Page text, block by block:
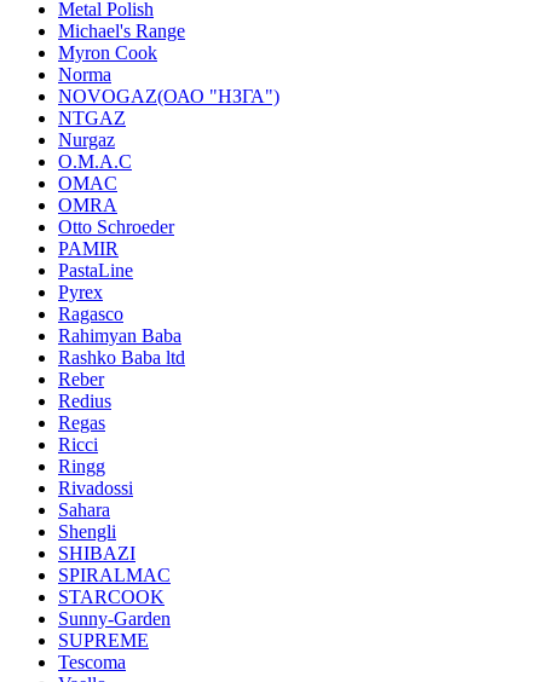
Metal Polish
Michael's Range
Myron Cook
Norma
NOVOGAZ(ОАО "НЗГА")
NTGAZ
Nurgaz
O.M.A.C
OMAC
OMRA
Otto Schroeder
PAMIR
PastaLine
Pyrex
Ragasco
Rahimyan Baba
Rashko Baba ltd
Reber
Redius
Regas
Ricci
Ringg
Rivadossi
Sahara
Shengli
SHIBAZI
SPIRALMAC
STARCOOK
Sunny-Garden
SUPREME
Tescoma